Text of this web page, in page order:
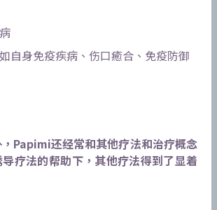
自身免疫疾病、伤口癒合、免疫防御
Papimi还经常和其他疗法和治疗概念
疗法的帮助下，其他疗法得到了显着